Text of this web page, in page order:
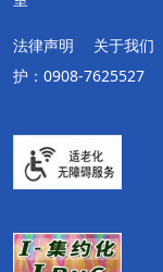
法律声明 关于我们
护：0908-7625527